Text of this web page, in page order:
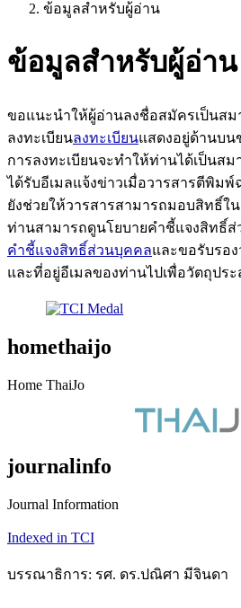
ข้อมูลสำหรับผู้อ่าน
ข้อมูลสำหรับผู้อ่าน
ขอแนะนำให้ผู้อ่านลงชื่อสมัครเป็นสม
ลงทะเบียนลงทะเบียนแสดงอยู่ด้านบน
การลงทะเบียนจะทำให้ท่านได้เป็นส
ได้รับอีเมลแจ้งข่าวเมื่อวารสารตีพิม
ยังช่วยให้วารสารสามารถมอบสิทธิ์ใ
ท่านสามารถดูนโยบายคำชี้แจงสิทธิ์
คำชี้แจงสิทธิ์ส่วนบุคคลและขอรับรอ
และที่อยู่อีเมลของท่านไปเพื่อวัตถุปร
homethaijo
Home ThaiJo
journalinfo
Journal Information
Indexed in TCI
บรรณาธิการ: รศ. ดร.ปณิศา มีจินดา